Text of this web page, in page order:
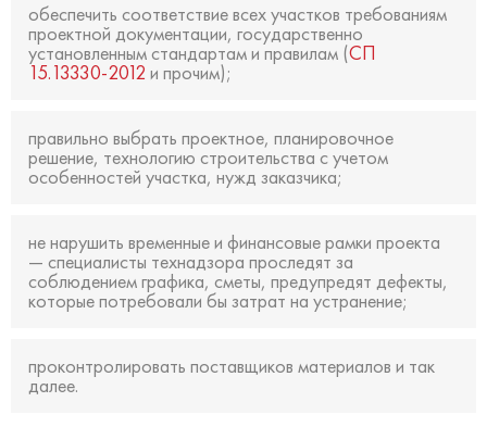
обеспечить соответствие всех участков требованиям
проектной документации, государственно
установленным стандартам и правилам (СП
15.13330-2012 и прочим);
правильно выбрать проектное, планировочное
решение, технологию строительства с учетом
особенностей участка, нужд заказчика;
не нарушить временные и финансовые рамки проекта
— специалисты технадзора проследят за
соблюдением графика, сметы, предупредят дефекты,
которые потребовали бы затрат на устранение;
проконтролировать поставщиков материалов и так
далее.